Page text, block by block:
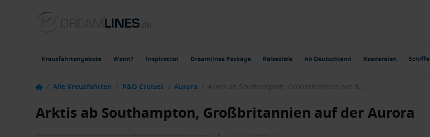
Kreuzfahrtangebote Wann? Inspiration Dreamlines Package Reiseziele Ab Deutschland Reedereien Schiffe
/ Alle Kreuzfahrten / P&O Cruises / Aurora / Arktis ab Southampton, Großbritannien auf der Aurora
Arktis ab Southampton, Großbritannien auf der Aurora
1 / 9